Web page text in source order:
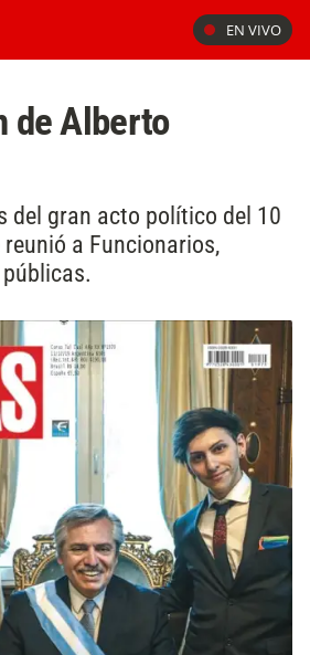
EN VIVO
de Alberto
del gran acto político del 10
a Funcionarios,